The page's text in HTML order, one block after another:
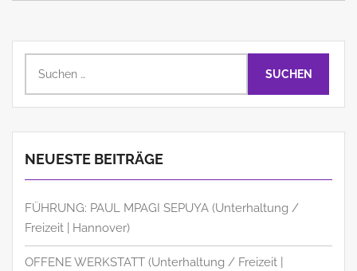
nach:
NEUESTE BEITRÄGE
FÜHRUNG: PAUL MPAGI SEPUYA (Unterhaltung /
Freizeit | Hannover)
OFFENE WERKSTATT (Unterhaltung / Freizeit |